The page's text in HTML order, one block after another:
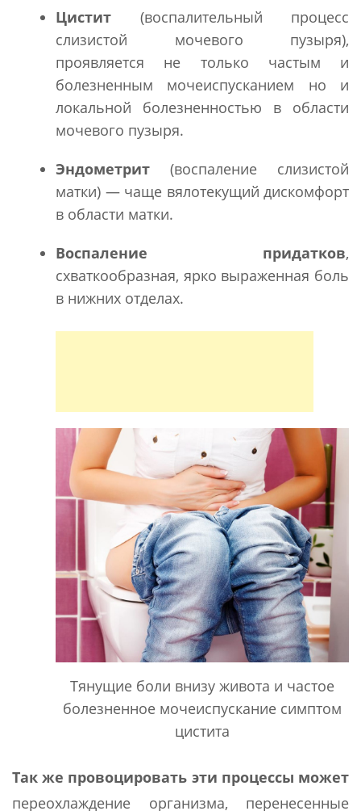
Цистит (воспалительный процесс
слизистой мочевого пузыря),
проявляется не только частым и
болезненным мочеиспусканием но и
локальной болезненностью в области
мочевого пузыря.
Эндометрит (воспаление слизистой
матки) — чаще вялотекущий дискомфорт
в области матки.
Воспаление придатков,
схваткообразная, ярко выраженная боль
в нижних отделах.
Тянущие боли внизу живота и частое
болезненное мочеиспускание симптом
цистита
Так же провоцировать эти процессы может
переохлаждение организма, перенесенные